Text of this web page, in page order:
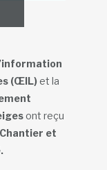
(ŒIL)et la
ont reçu
Chantier et